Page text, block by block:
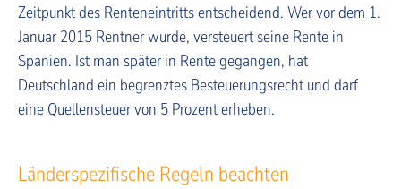
Zeitpunkt des Renteneintritts entscheidend. Wer vor dem 1.
Januar 2015 Rentner wurde, versteuert seine Rente in
Spanien. Ist man später in Rente gegangen, hat
Deutschland ein begrenztes Besteuerungsrecht und darf
eine Quellensteuer von 5 Prozent erheben.
Länderspezifische Regeln beachten